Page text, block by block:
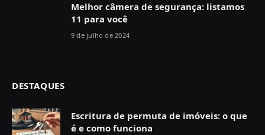
Melhor câmera de segurança: listamos
11 para você
9 de julho de 2024
DESTAQUES
Escritura de permuta de imóveis: o que
é e como funciona